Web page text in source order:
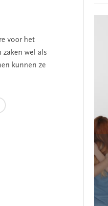
voor het
zaken wel als
kunnen ze